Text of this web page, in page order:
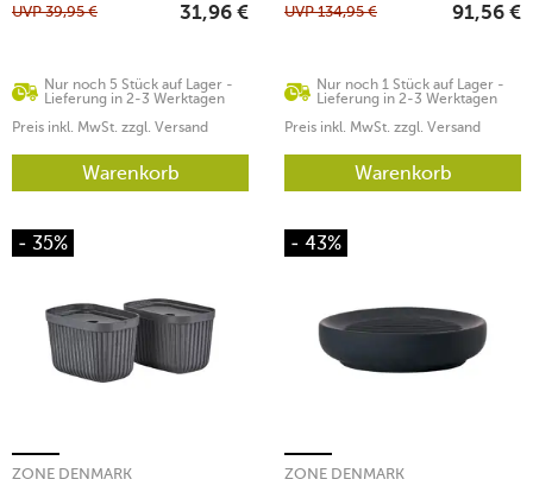
Nur noch 5 Stück auf Lager -
Lieferung in 2-3 Werktagen
UVP39,95 € 31,96 €
Preis inkl. MwSt. zzgl. Versand
Warenkorb
Nur noch 1 Stück auf Lager -
Lieferung in 2-3 Werktagen
UVP134,95 € 91,56 €
Preis inkl. MwSt. zzgl. Versand
Warenkorb
- 35%
ZONE DENMARK
- 43%
ZONE DENMARK